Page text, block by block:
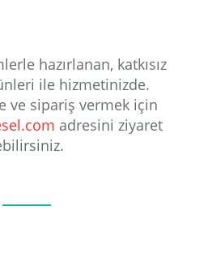
hazırlanan, katkısız
ile hizmetinizde.
ve sipariş vermek için
adresini ziyaret